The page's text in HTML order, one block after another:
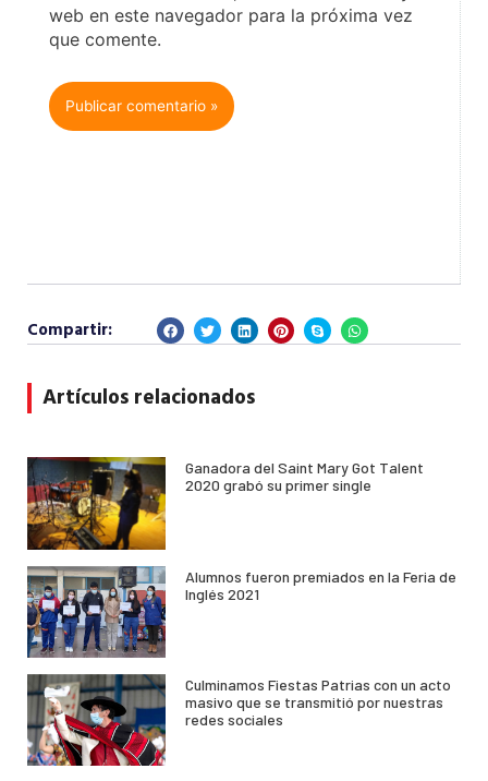
web en este navegador para la próxima vez
que comente.
Compartir:
Artículos relacionados
Ganadora del Saint Mary Got Talent
2020 grabó su primer single
Alumnos fueron premiados en la Feria de
Inglés 2021
Culminamos Fiestas Patrias con un acto
masivo que se transmitió por nuestras
redes sociales